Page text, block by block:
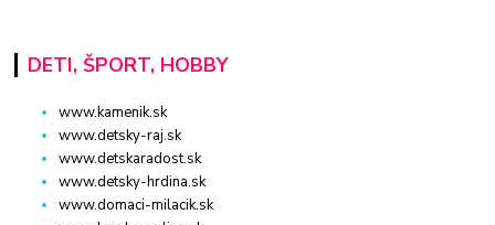
DETI, ŠPORT, HOBBY
www.kamenik.sk
www.detsky-raj.sk
www.detskaradost.sk
www.detsky-hrdina.sk
www.domaci-milacik.sk